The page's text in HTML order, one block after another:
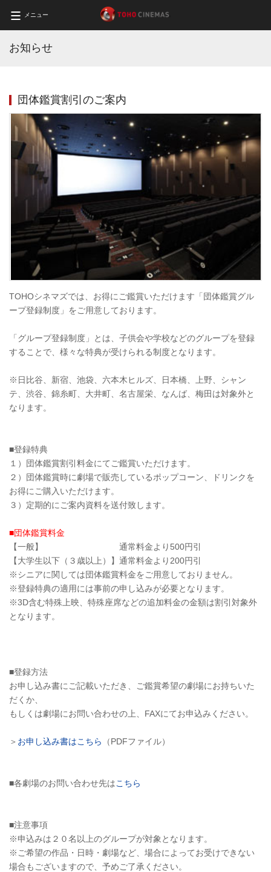
メニュー
お知らせ
団体鑑賞割引のご案内
TOHOシネマズでは、お得にご鑑賞いただけます「団体鑑賞グル
ープ登録制度」をご用意しております。
「グループ登録制度」とは、子供会や学校などのグループを登録
することで、様々な特典が受けられる制度となります。
※日比谷、新宿、池袋、六本木ヒルズ、日本橋、上野、シャン
テ、渋谷、錦糸町、大井町、名古屋栄、なんば、梅田は対象外と
なります。
■登録特典
１）団体鑑賞割引料金にてご鑑賞いただけます。
２）団体鑑賞時に劇場で販売しているポップコーン、ドリンクを
お得にご購入いただけます。
３）定期的にご案内資料を送付致します。
■団体鑑賞料金
【一般】 通常料金より500円引
【大学生以下（３歳以上）】通常料金より200円引
※シニアに関しては団体鑑賞料金をご用意しておりません。
※登録特典の適用には事前の申し込みが必要となります。
※3D含む特殊上映、特殊座席などの追加料金の金額は割引対象外
となります。
■登録方法
お申し込み書にご記載いただき、ご鑑賞希望の劇場にお持ちいた
だくか、
もしくは劇場にお問い合わせの上、FAXにてお申込みください。
＞ お申し込み書はこちら （PDFファイル）
■各劇場のお問い合わせ先はこちら
■注意事項
※申込みは２０名以上のグループが対象となります。
※ご希望の作品・日時・劇場など、場合によってお受けできない
場合もございますので、予めご了承ください。